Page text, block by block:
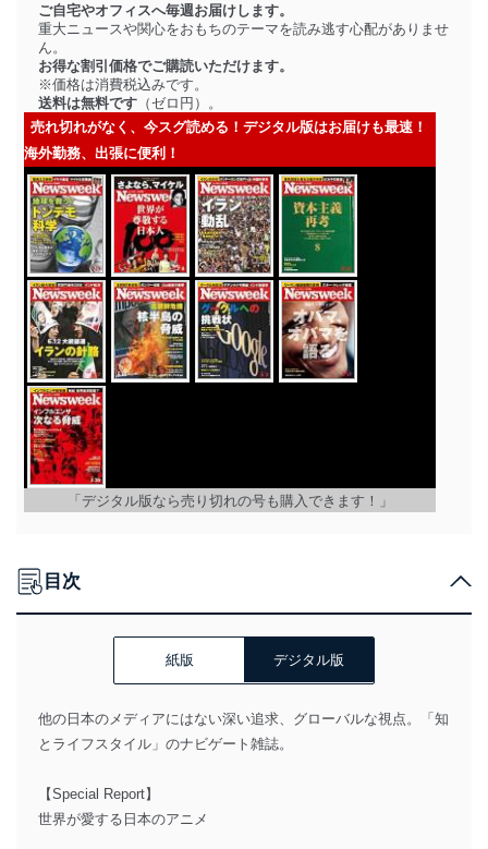
ご自宅やオフィスへ毎週お届けします。
重大ニュースや関心をおもちのテーマを読み逃す心配がありませ
ん。
お得な割引価格でご購読いただけます。
※価格は消費税込みです。
送料は無料です （ゼロ円）。
売れ切れがなく、今スグ読める！デジタル版はお届けも最速！
海外勤務、出張に便利！
「デジタル版なら売り切れの号も購入できます！」
目次
紙版 デジタル版
他の日本のメディアにはない深い追求、グローバルな視点。「知
とライフスタイル」のナビゲート雑誌。
【Special Report】
世界が愛する日本のアニメ